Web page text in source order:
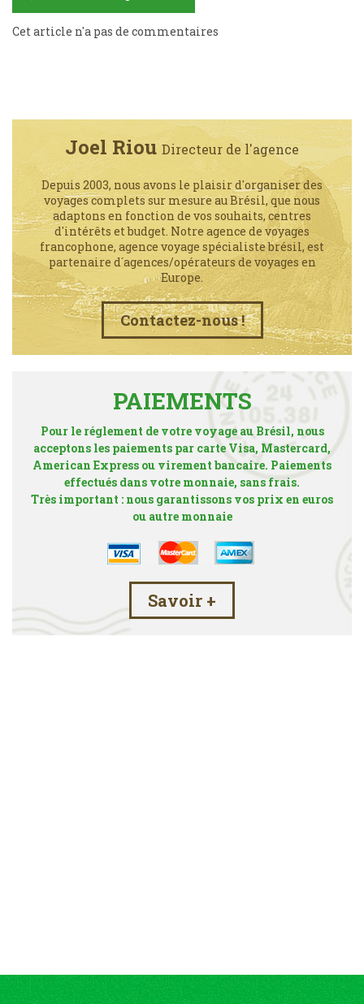
Cet article n'a pas de commentaires
Joel Riou Directeur de l'agence
Depuis 2003, nous avons le plaisir d'organiser des
voyages complets sur mesure au Brésil, que nous
adaptons en fonction de vos souhaits, centres
d'intérêts et budget. Notre agence de voyages
francophone, agence voyage spécialiste brésil, est
partenaire d´agences/opérateurs de voyages en
Europe.
Contactez-nous !
PAIEMENTS
Pour le réglement de votre voyage au Brésil, nous
acceptons les paiements par carte Visa, Mastercard,
American Express ou virement bancaire. Paiements
effectués dans votre monnaie, sans frais.
Très important : nous garantissons vos prix en euros
ou autre monnaie
Savoir +